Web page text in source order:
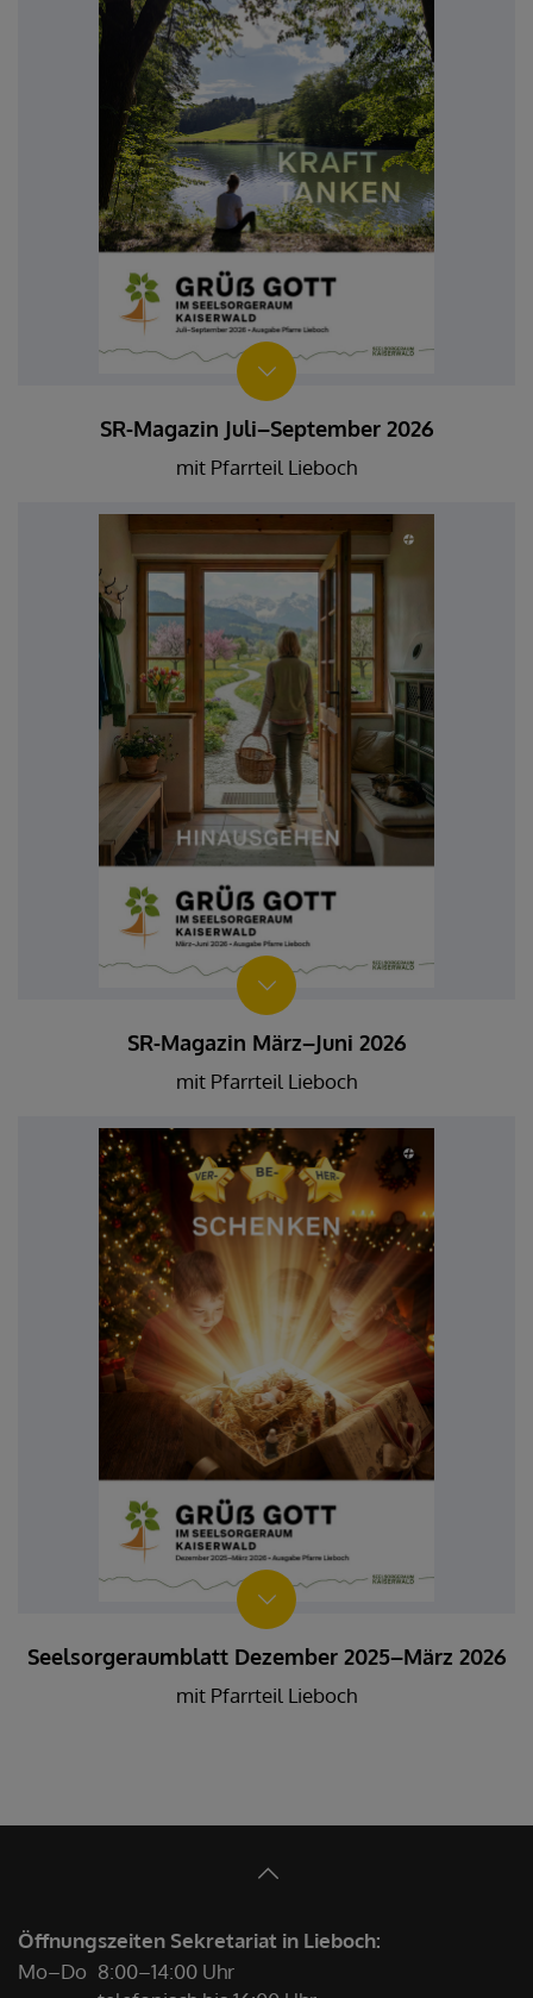
SR-Magazin Juli–September 2026
mit Pfarrteil Lieboch
SR-Magazin März–Juni 2026
mit Pfarrteil Lieboch
Seelsorgeraumblatt Dezember 2025–März 2026
mit Pfarrteil Lieboch
Öffnungszeiten Sekretariat in Lieboch:
Mo–Do 8:00–14:00 Uhr